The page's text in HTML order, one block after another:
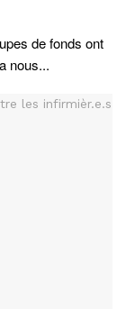
de fonds ont
nous...